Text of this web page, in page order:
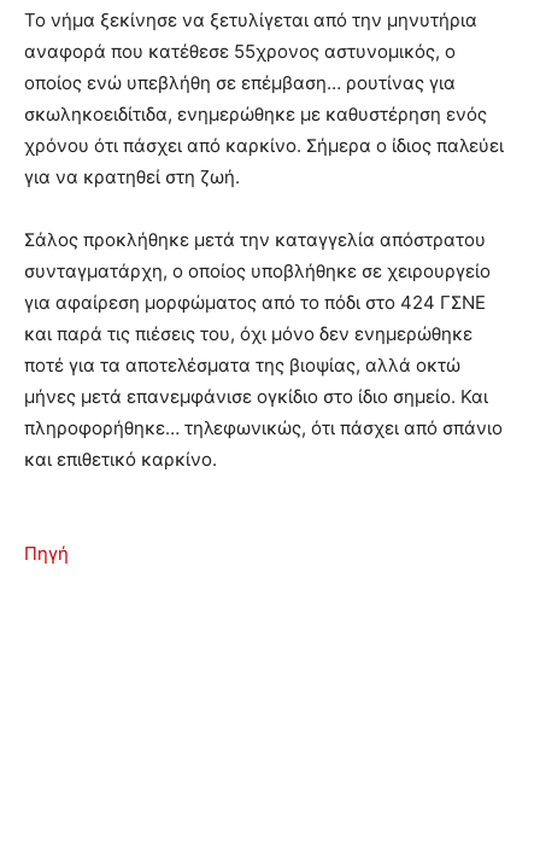
Το νήμα ξεκίνησε να ξετυλίγεται από την μηνυτήρια
αναφορά που κατέθεσε 55χρονος αστυνομικός, ο
οποίος ενώ υπεβλήθη σε επέμβαση… ρουτίνας για
σκωληκοειδίτιδα, ενημερώθηκε με καθυστέρηση ενός
χρόνου ότι πάσχει από καρκίνο. Σήμερα ο ίδιος παλεύει
για να κρατηθεί στη ζωή.
Σάλος προκλήθηκε μετά την καταγγελία απόστρατου
συνταγματάρχη, ο οποίος υποβλήθηκε σε χειρουργείο
για αφαίρεση μορφώματος από το πόδι στο 424 ΓΣΝΕ
και παρά τις πιέσεις του, όχι μόνο δεν ενημερώθηκε
ποτέ για τα αποτελέσματα της βιοψίας, αλλά οκτώ
μήνες μετά επανεμφάνισε ογκίδιο στο ίδιο σημείο. Και
πληροφορήθηκε… τηλεφωνικώς, ότι πάσχει από σπάνιο
και επιθετικό καρκίνο.
Πηγή